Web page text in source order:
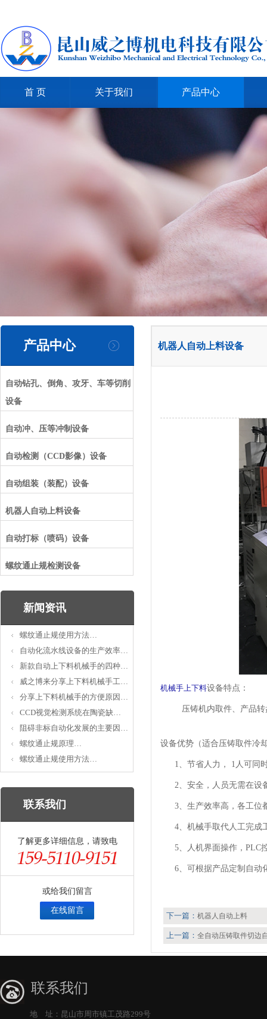
首 页 关于我们 产品中心
产品中心
自动钻孔、倒角、攻牙、车等切削
设备
自动冲、压等冲制设备
自动检测（CCD影像）设备
自动组装（装配）设备
机器人自动上料设备
自动打标（喷码）设备
螺纹通止规检测设备
新闻资讯
螺纹通止规使用方法…
自动化流水线设备的生产效率…
新款自动上下料机械手的四种…
威之博来分享上下料机械手工…
分享上下料机械手的方便原因…
CCD视觉检测系统在陶瓷缺…
阻碍非标自动化发展的主要因…
螺纹通止规原理…
螺纹通止规使用方法…
联系我们
了解更多详细信息，请致电
或给我们留言
在线留言
机器人自动上料设备
机械手上下料设备特点：
压铸机内取件、产品转盘
设备优势（适合压铸取件冷
1、节省人力， 1人可同
2、安全，人员无需在设
3、生产效率高，各工位
4、机械手取代人工完成
5、人机界面操作，PLC
6、可根据产品定制自动
下一篇： 机器人自动上料
上一篇： 全自动压铸取件切边
联系我们
地 址：昆山市周市镇工茂路299号